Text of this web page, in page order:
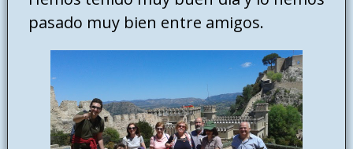
pasado muy bien entre amigos.